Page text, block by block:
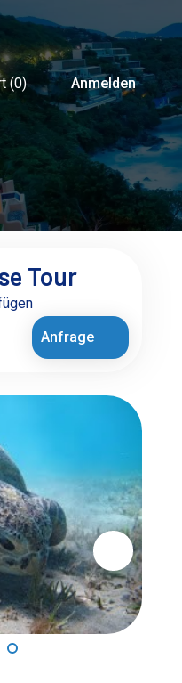
(0) Anmelden
Tour
Anfrage